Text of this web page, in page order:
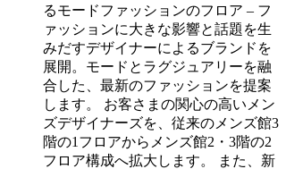
るモードファッションのフロア – フ
ァッションに大きな影響と話題を生
みだすデザイナーによるブランドを
展開。モードとラグジュアリーを融
合した、最新のファッションを提案
します。 お客さまの関心の高いメン
ズデザイナーズを、従来のメンズ館3
階の1フロアからメンズ館2・3階の2
フロア構成へ拡大します。 また、新